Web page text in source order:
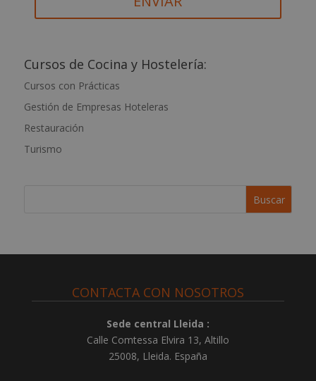
t
r
n
a
i
Cursos de Cocina y Hostelería:
Cursos con Prácticas
Gestión de Empresas Hoteleras
Restauración
Turismo
CONTACTA CON NOSOTROS
Sede central Lleida :
Calle Comtessa Elvira 13, Altillo
25008, Lleida. España